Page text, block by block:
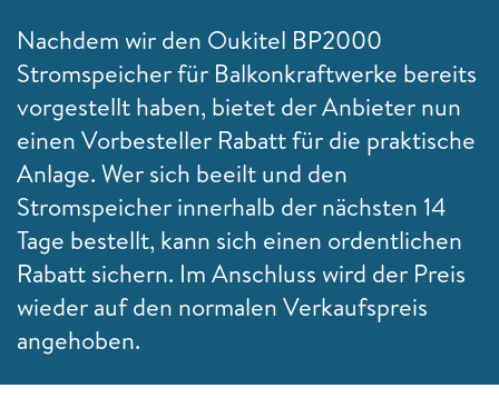
Nachdem wir den Oukitel BP2000
Stromspeicher für Balkonkraftwerke bereits
vorgestellt haben, bietet der Anbieter nun
einen Vorbesteller Rabatt für die praktische
Anlage. Wer sich beeilt und den
Stromspeicher innerhalb der nächsten 14
Tage bestellt, kann sich einen ordentlichen
Rabatt sichern. Im Anschluss wird der Preis
wieder auf den normalen Verkaufspreis
angehoben.